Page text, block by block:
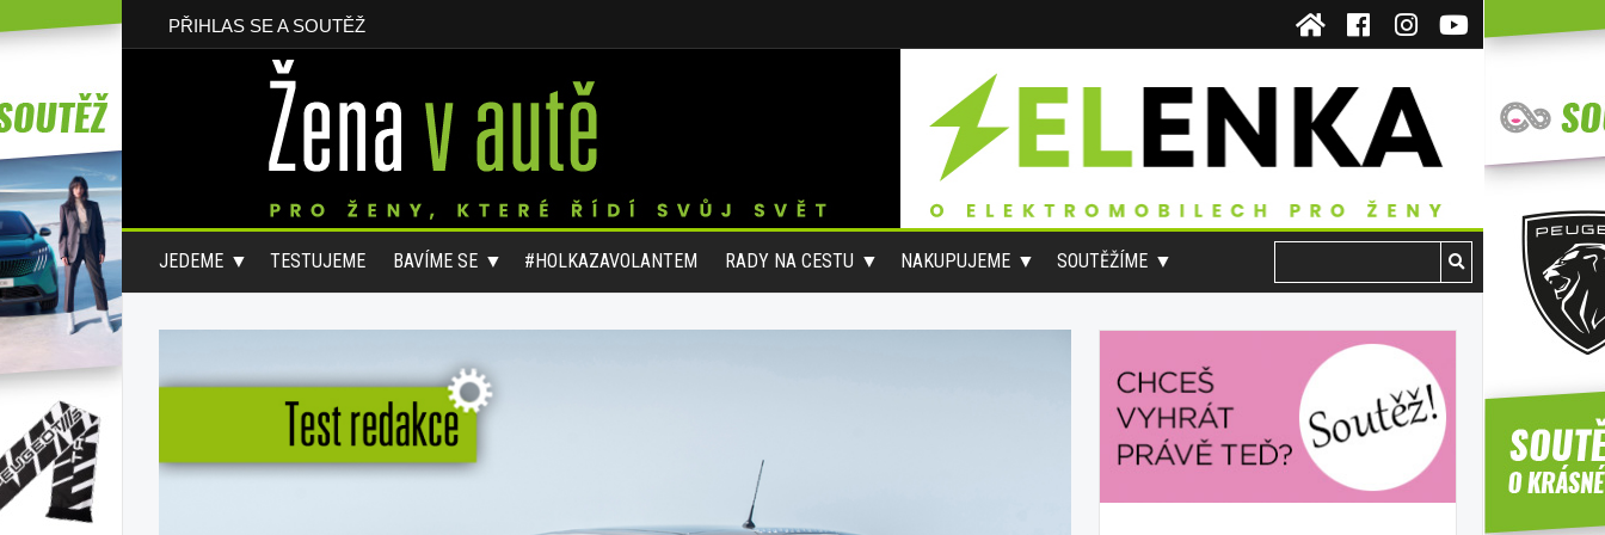
PŘIHLAS SE A SOUTĚŽ
JEDEME TESTUJEME BAVÍME SE #HOLKAZAVOLANTEM RADY NA CESTU NAKUPUJEME SOUTĚŽÍME